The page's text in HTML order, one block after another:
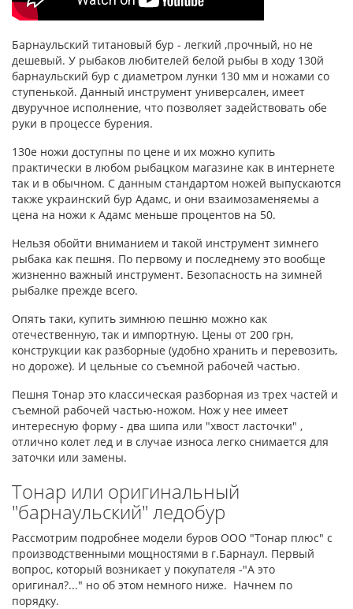
Барнаульский титановый бур - легкий ,прочный, но не
дешевый. У рыбаков любителей белой рыбы в ходу 130й
барнаульский бур с диаметром лунки 130 мм и ножами со
ступенькой. Данный инструмент универсален, имеет
двуручное исполнение, что позволяет задействовать обе
руки в процессе бурения.
130е ножи доступны по цене и их можно купить
практически в любом рыбацком магазине как в интернете
так и в обычном. С данным стандартом ножей выпускаются
также украинский бур Адамс, и они взаимозаменяемы а
цена на ножи к Адамс меньше процентов на 50.
Нельзя обойти вниманием и такой инструмент зимнего
рыбака как пешня. По первому и последнему это вообще
жизненно важный инструмент. Безопасность на зимней
рыбалке прежде всего.
Опять таки, купить зимнюю пешню можно как
отечественную, так и импортную. Цены от 200 грн,
конструкции как разборные (удобно хранить и перевозить,
но дороже). И цельные со съемной рабочей частью.
Пешня Тонар это классическая разборная из трех частей и
съемной рабочей частью-ножом. Нож у нее имеет
интересную форму - два шипа или "хвост ласточки" ,
отлично колет лед и в случае износа легко снимается для
заточки или замены.
Тонар или оригинальный
"барнаульский" ледобур
Рассмотрим подробнее модели буров ООО "Тонар плюс" с
производственными мощностями в г.Барнаул. Первый
вопрос, который возникает у покупателя -"А это
оригинал?..." но об этом немного ниже. Начнем по
порядку.